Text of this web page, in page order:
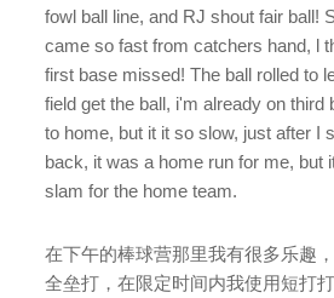
fowl ball line, and RJ shout fair ball!
came so fast from catchers hand, l
first base missed! The ball rolled to
field get the ball, i'm already on third
to home, but it it so slow, just after I
back, it was a home run for me, but
slam for the home team.
在下午的棒球营那里我有很多乐趣
全垒打，在限定时间内我使用短打